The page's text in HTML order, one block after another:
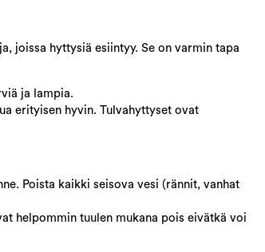
joissa hyttysiä esiintyy. Se on varmin tapa
ja lampia.
erityisen hyvin. Tulvahyttyset ovat
Poista kaikki seisova vesi (rännit, vanhat
helpommin tuulen mukana pois eivätkä voi